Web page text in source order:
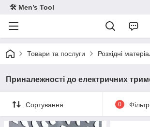
🛠 Men’s Tool
Товари та послуги Розхідні
Приналежності до електричних
Сортування 0